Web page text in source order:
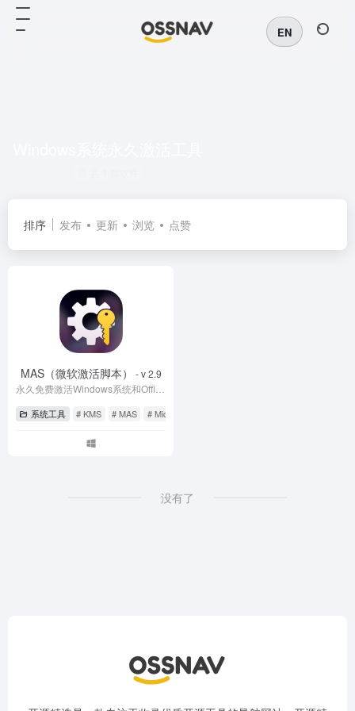
EN
排序 发布 更新 浏览 点赞
MAS（微软激活脚本）
- v 2.9
系统工具 # KMS # MAS # Microsoft Activation Scripts
没有了